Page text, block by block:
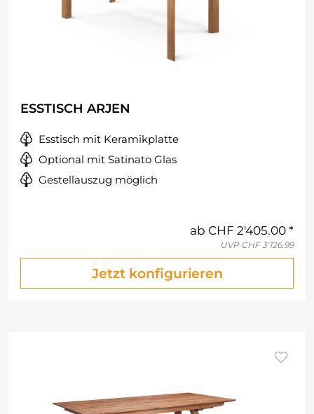
ESSTISCH ARJEN
Esstisch mit Keramikplatte
Optional mit Satinato Glas
Gestellauszug möglich
ab CHF 2'405.00
UVP CHF 3'126.99
Jetzt konfigurieren